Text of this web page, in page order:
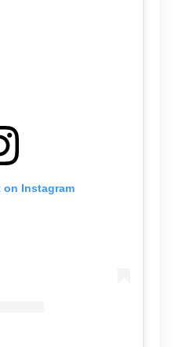
Instagram